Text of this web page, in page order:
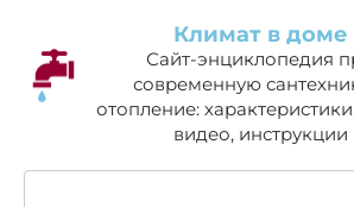
контенту
Климат в доме
Сайт-энциклопедия
современную
отопление:
видео, инструкции
Поиск: